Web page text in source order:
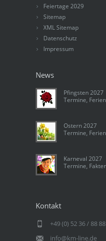
Feiertage 2029
Sitemap
XML Sitemap
Datenschutz
Impressum
News
Pfingsten 2027
Termine,
Ostern 2027
Termine,
Karneval 2027
Termine,
Kontakt
+49 (0) 52 36 / 88
info@km-line.de